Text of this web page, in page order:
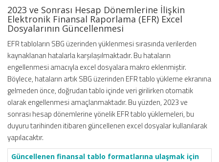
2023 ve Sonrası Hesap Dönemlerine İlişkin
Elektronik Finansal Raporlama (EFR) Excel
Dosyalarının Güncellenmesi
EFR tabloların SBG üzerinden yüklenmesi sırasında verilerden
kaynaklanan hatalarla karşılaşılmaktadır. Bu hataların
engellenmesi amacıyla excel dosyalara makro eklenmiştir.
Böylece, hataların artık SBG üzerinden EFR tablo yükleme ekranına
gelmeden önce, doğrudan tablo içinde veri girilirken otomatik
olarak engellenmesi amaçlanmaktadır. Bu yüzden, 2023 ve
sonrası hesap dönemlerine yönelik EFR tablo yüklemeleri, bu
duyuru tarihinden itibaren güncellenen excel dosyalar kullanılarak
yapılacaktır.
Güncellenen finansal tablo formatlarına ulaşmak için